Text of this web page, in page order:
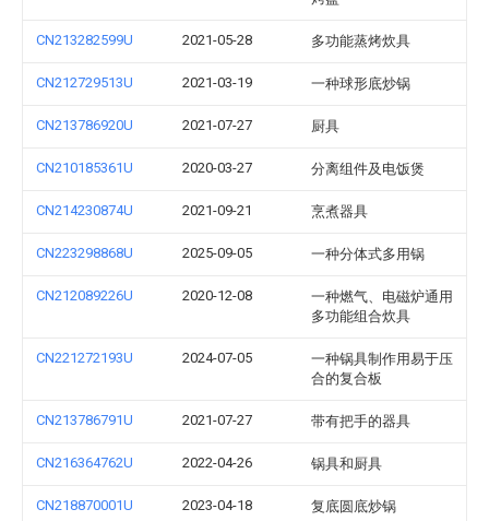
CN213282599U 2021-05-28 多功能蒸烤炊具
CN212729513U 2021-03-19 一种球形底炒锅
CN213786920U 2021-07-27 厨具
CN210185361U 2020-03-27 分离组件及电饭煲
CN214230874U 2021-09-21 烹煮器具
CN223298868U 2025-09-05 一种分体式多用锅
CN212089226U 2020-12-08
一种燃气、电磁炉通用
多功能组合炊具
CN221272193U 2024-07-05
一种锅具制作用易于压
合的复合板
CN213786791U 2021-07-27 带有把手的器具
CN216364762U 2022-04-26 锅具和厨具
CN218870001U 2023-04-18 复底圆底炒锅